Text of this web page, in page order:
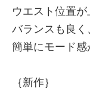
ウエスト位置が
バランスも良く
簡単にモード感
｛新作｝